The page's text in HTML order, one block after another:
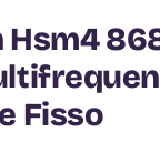
Fisso